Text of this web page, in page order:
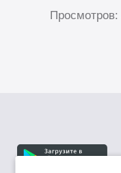
Просмотров: